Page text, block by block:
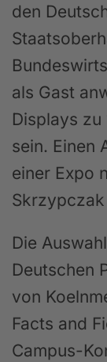
den
als Gast
Displays
sein. Einen
einer Expo
Die
Deutschen
von
Facts and
Campus-